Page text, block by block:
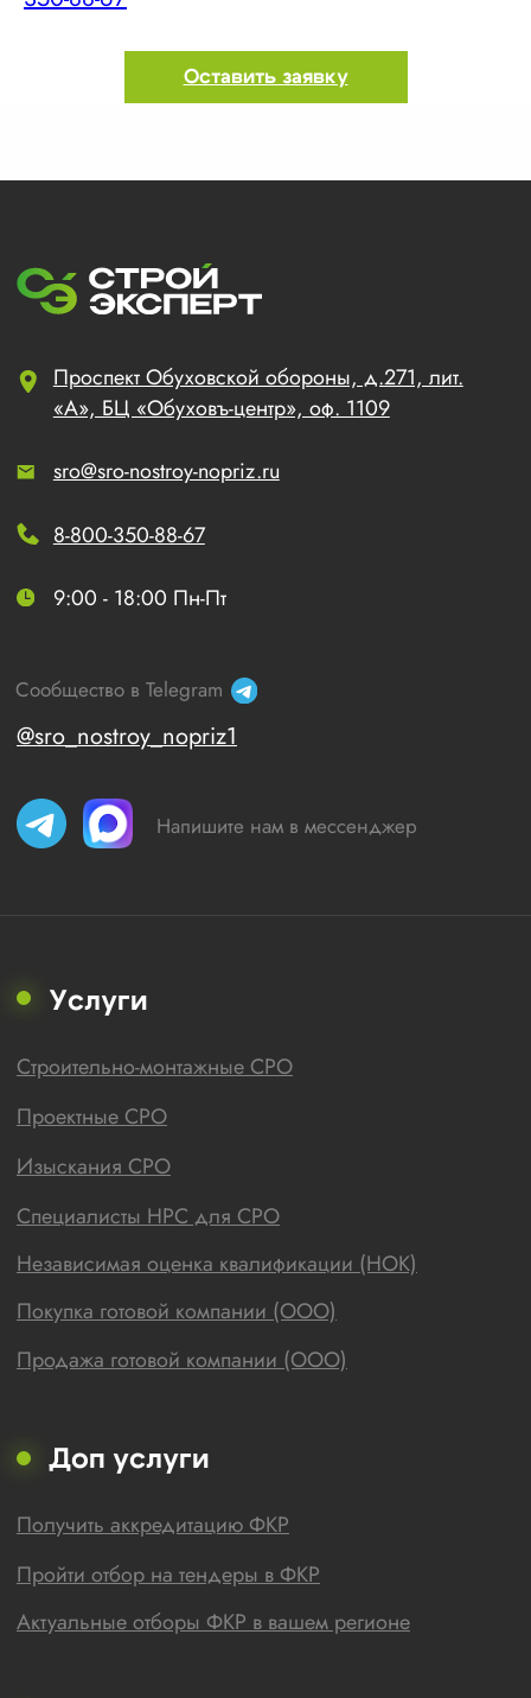
Оставить заявку